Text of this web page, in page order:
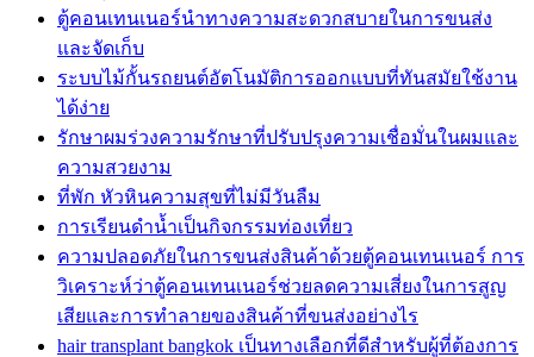
ตู้คอนเทนเนอร์นำทางความสะดวกสบายในการขนส่ง
และจัดเก็บ
ระบบไม้กั้นรถยนต์อัตโนมัติการออกแบบที่ทันสมัยใช้งาน
ได้ง่าย
รักษาผมร่วงความรักษาที่ปรับปรุงความเชื่อมั่นในผมและ
ความสวยงาม
ที่พัก หัวหินความสุขที่ไม่มีวันลืม
การเรียนดำน้ำเป็นกิจกรรมท่องเที่ยว
ความปลอดภัยในการขนส่งสินค้าด้วยตู้คอนเทนเนอร์ การ
วิเคราะห์ว่าตู้คอนเทนเนอร์ช่วยลดความเสี่ยงในการสูญ
เสียและการทำลายของสินค้าที่ขนส่งอย่างไร
hair transplant bangkok เป็นทางเลือกที่ดีสำหรับผู้ที่ต้องการ